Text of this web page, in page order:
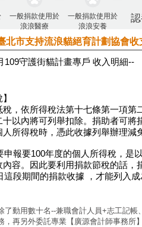
一般捐款使用於
浪浪醫療
一般捐款使用於
浪浪安養
北市支持流浪貓絕育計劃協會收
109守護街貓計畫專戶 收入明細--
稅，依所得稅法第十七條第一項第
十以內將可列舉扣除。捐助者可將
人所得稅時，憑此收據列舉辦理減
申報要100年度的個人所得稅，是
內容。因此要利用捐款節稅的話，
這段期間的捐款收據 ，才能列入
了動用數十名--兼職會計人員+志工記帳
，再另外委託專業【廣源會計師事務所